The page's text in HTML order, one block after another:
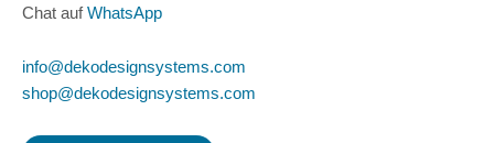
Chat aufWhatsApp
info@dekodesignsystems.com
shop@dekodesignsystems.com